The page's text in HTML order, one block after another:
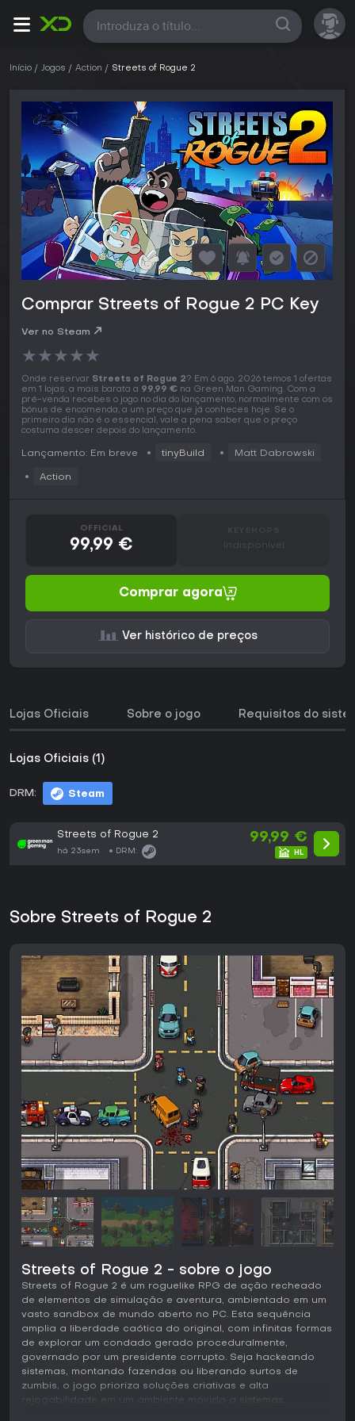
Todas
Início Jogos Action Streets of Rogue 2
Comprar Streets of Rogue 2 PC Key
Ver no Steam
★★★★★
Onde reservar Streets of Rogue 2? Em 6 ago. 2026 temos 1 ofertas
em 1 lojas, a mais barata a 99,99 € na Green Man Gaming. Com a
pré-venda recebes o jogo no dia do lançamento, normalmente com os
bónus de encomenda, a um preço que já conheces hoje. Se o
primeiro dia não é o essencial, vale a pena saber que o preço
costuma descer depois do lançamento.
Lançamento: Em breve tinyBuild Matt Dabrowski
Action
OFFICIAL
99,99 € Indisponível
Comprar agora
Ver histórico de preços
Lojas Oficiais Sobre o jogo Requisitos do
Lojas Oficiais (1)
DRM: Steam
Streets of Rogue 2
há 23sem DRM:
99,99 €
Sobre Streets of Rogue 2
Streets of Rogue 2 - sobre o jogo
Streets of Rogue 2 é um roguelike RPG de ação recheado
de elementos de simulação e aventura, ambientado em um
vasto sandbox de mundo aberto no PC. Esta sequência
amplia a liberdade caótica do original, com infinitas formas
de explorar um condado gerado proceduralmente,
governado por um presidente corrupto. Seja hackeando
sistemas, montando fazendas ou liberando surtos de
zumbis, o jogo prioriza soluções criativas e alta
rejogabilidade em um ambiente movido a sistemas.